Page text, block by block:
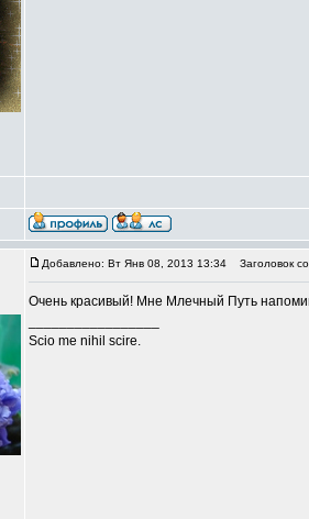
Добавлено: Вт Янв 08, 2013 13:34 Заголовок
Oчень красивый! Mне Млечный Путь
Scio me nihil scire.